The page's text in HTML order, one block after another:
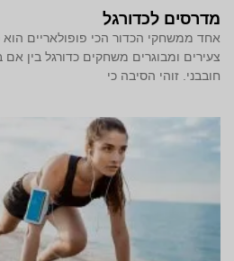
מדרסים לכדורגל
אחד ממשחקי הכדור הכי פופולאריים
צעירים ומבוגרים משחקים כדורגל בין אם
חובבני. זוהי הסיבה כי